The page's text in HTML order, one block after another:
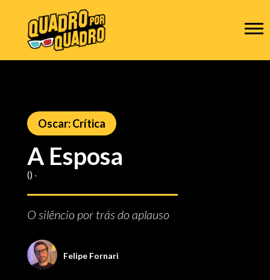
Oscar: Crítica
A Esposa
() ‧
O silêncio por trás do aplauso
Felipe Fornari